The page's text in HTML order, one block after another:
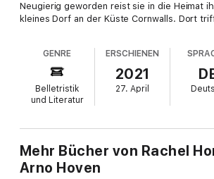
Neugierig geworden reist sie in die Heimat
kleines Dorf an der Küste Cornwalls. Dort
wahre Liebe, Mut und Verrat. Ihre
Vergangenheit offenbaren Lucy ein
verändert ...
Für Leserinnen von Lucinda Riley, Kate
Weitere Romane von Rachel Hore bei
der Träume. Der Garten der Erinnerung. Das
Glasmalers. Die Karte des Himmels. Jene
GENRE
Belletristik
und Literatur
ERSCHIENEN
2021
27. April
Mehr Bücher von Rachel
Arno Hoven